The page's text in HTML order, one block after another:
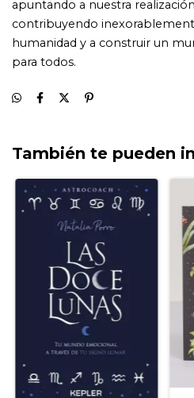
También te pueden